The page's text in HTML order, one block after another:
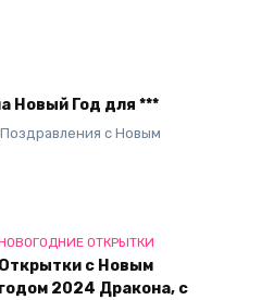
Новый Год для ***
Поздравления с Новым
ОТКРЫТКИ
Открытки с Новым
годом 2024 Дракона, с